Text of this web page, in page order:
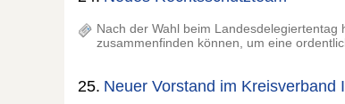
Nach der Wahl beim
zusammenfinden können, um eine
25. Neuer Vorstand im Kreisverband